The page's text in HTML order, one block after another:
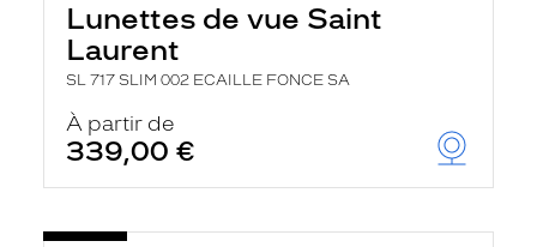
Lunettes de vue Saint
Laurent
SL 717 SLIM 002 ECAILLE FONCE SA
À partir de
339,00 €